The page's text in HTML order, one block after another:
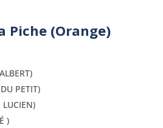
Piche (Orange)
PETIT)
LUCIEN)
)